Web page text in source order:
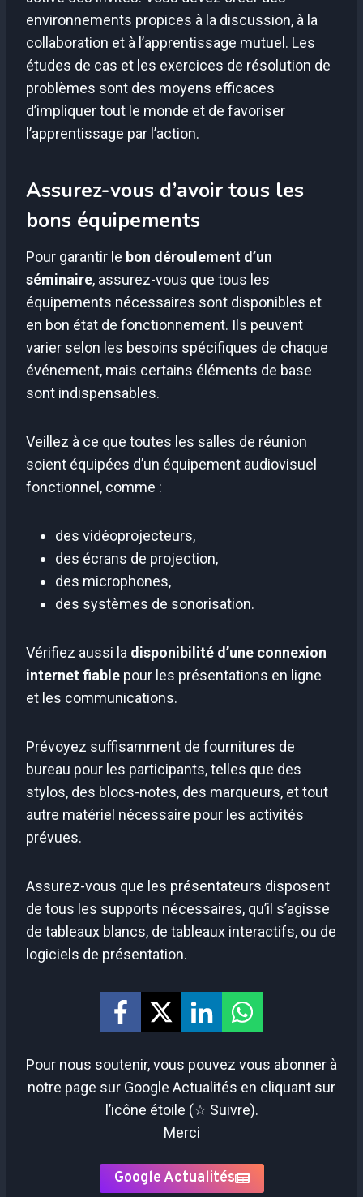
environnements propices à la discussion, à la
collaboration et à l’apprentissage mutuel. Les
études de cas et les exercices de résolution de
problèmes sont des moyens efficaces
d’impliquer tout le monde et de favoriser
l’apprentissage par l’action.
Assurez-vous d’avoir tous les
bons équipements
Pour garantir le bon déroulement d’un
séminaire, assurez-vous que tous les
équipements nécessaires sont disponibles et
en bon état de fonctionnement. Ils peuvent
varier selon les besoins spécifiques de chaque
événement, mais certains éléments de base
sont indispensables.
Veillez à ce que toutes les salles de réunion
soient équipées d’un équipement audiovisuel
fonctionnel, comme :
des vidéoprojecteurs,
des écrans de projection,
des microphones,
des systèmes de sonorisation.
Vérifiez aussi la disponibilité d’une connexion
internet fiable pour les présentations en ligne
et les communications.
Prévoyez suffisamment de fournitures de
bureau pour les participants, telles que des
stylos, des blocs-notes, des marqueurs, et tout
autre matériel nécessaire pour les activités
prévues.
Assurez-vous que les présentateurs disposent
de tous les supports nécessaires, qu’il s’agisse
de tableaux blancs, de tableaux interactifs, ou de
logiciels de présentation.
Pour nous soutenir, vous pouvez vous abonner à
notre page sur Google Actualités en cliquant sur
l’icône étoile (☆ Suivre).
Merci
Google Actualités